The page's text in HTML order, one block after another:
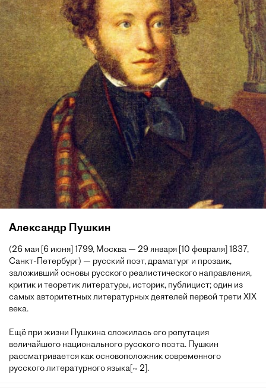
Александр Пушкин
(26 мая [6 июня] 1799, Москва — 29 января [10 февраля] 1837,
Санкт-Петербург) — русский поэт, драматург и прозаик,
заложивший основы русского реалистического направления,
критик и теоретик литературы, историк, публицист; один из
самых авторитетных литературных деятелей первой трети XIX
века.
Ещё при жизни Пушкина сложилась его репутация
величайшего национального русского поэта. Пушкин
рассматривается как основоположник современного
русского литературного языка[~ 2].